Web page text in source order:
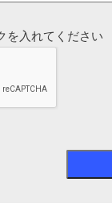
を入れてください